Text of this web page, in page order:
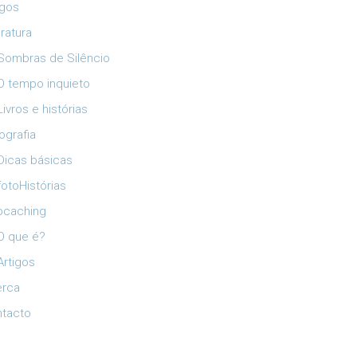
de Silêncio
tempo inquieto
e histórias
básicas
que é?